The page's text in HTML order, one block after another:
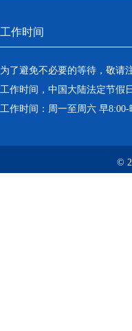
工作时间
为了避免不必要的等待，敬请
工作时间，中国大陆法定节假
工作时间：周一至周六 早8:00-
©